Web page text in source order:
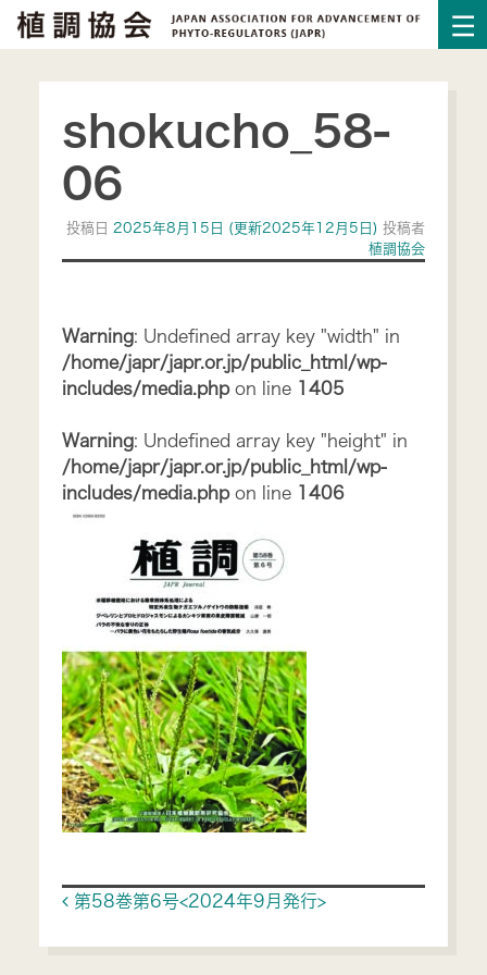
shokucho_58-
06
投稿日 2025年8月15日 (更新2025年12月5日)投稿者
植調協会
Warning: Undefined array key "width" in
/home/japr/japr.or.jp/public_html/wp-
includes/media.phpon line 1405
Warning: Undefined array key "height" in
/home/japr/japr.or.jp/public_html/wp-
includes/media.phpon line 1406
Post navigation
第58巻第6号<2024年9月発行>